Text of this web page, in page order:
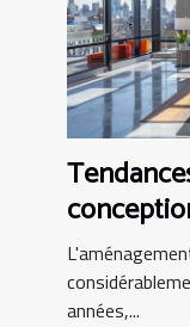
modernes
années,...